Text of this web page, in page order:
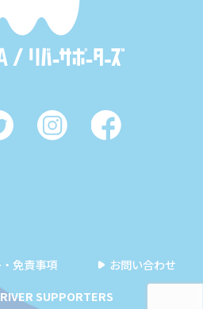
免責事項
お問い合わせ
SUPPORTERS